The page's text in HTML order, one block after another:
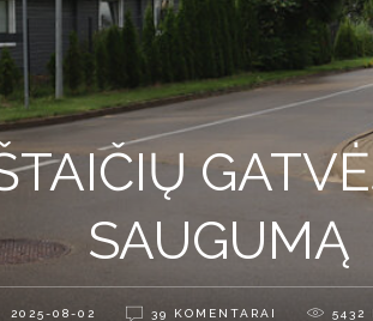
SAUGUMĄ
2025-08-02 39 KOMENTARAI 5432